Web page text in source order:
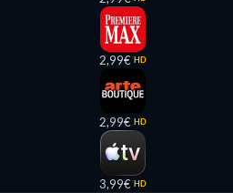
2,99€ HD
2,99€ HD
3,99€ HD